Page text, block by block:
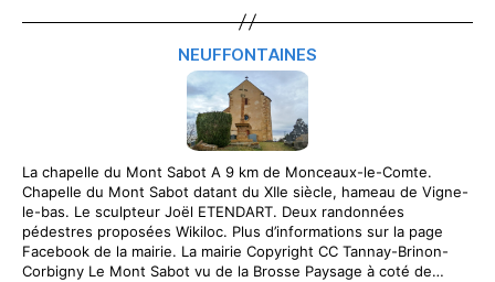
NEUFFONTAINES
La chapelle du Mont Sabot A 9 km de Monceaux-le-Comte.
Chapelle du Mont Sabot datant du XIIe siècle, hameau de Vigne-
le-bas. Le sculpteur Joël ETENDART. Deux randonnées
pédestres proposées Wikiloc. Plus d’informations sur la page
Facebook de la mairie. La mairie Copyright CC Tannay-Brinon-
Corbigny Le Mont Sabot vu de la Brosse Paysage à coté de…